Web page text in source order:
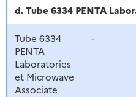
d. Tube 6334 PENTA
Tube 6334
PENTA
Laboratories
et Microwave
Associate
-